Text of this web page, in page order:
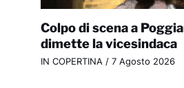
Colpo di scena a
dimette la vicesindaca
IN COPERTINA/ 7 Agosto 2026